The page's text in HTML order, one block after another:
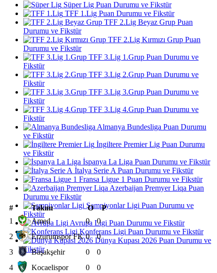
Süper Lig Puan Durumu ve Fikstür
TFF 1.Lig Puan Durumu ve Fikstür
TFF 2.Lig Beyaz Grup Puan
Durumu ve Fikstür
TFF 2.Lig Kırmızı Grup Puan
Durumu ve Fikstür
TFF 3.Lig 1.Grup Puan Durumu ve
Fikstür
TFF 3.Lig 2.Grup Puan Durumu ve
Fikstür
TFF 3.Lig 3.Grup Puan Durumu ve
Fikstür
TFF 3.Lig 4.Grup Puan Durumu ve
Fikstür
Almanya Bundesliga Puan Durumu
ve Fikstür
İngiltere Premier Lig Puan Durumu
ve Fikstür
İspanya La Liga Puan Durumu ve Fikstür
İtalya Serie A Puan Durumu ve Fikstür
Fransa Ligue 1 Puan Durumu ve Fikstür
Azerbaijan Premyer Liqa Puan
Durumu ve Fikstür
Şampiyonlar Ligi Puan Durumu ve
Fikstür
Avrupa Ligi Puan Durumu ve Fikstür
Konferans Ligi Puan Durumu ve Fikstür
Dünya Kupası 2026 Puan Durumu ve
Fikstür
# Takım O
P
1
Amed 0
0
2
Erzurumspor FK 0
0
3
Başakşehir 0
0
4
Kocaelispor 0
0